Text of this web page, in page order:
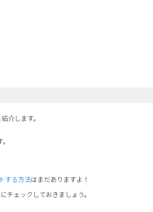
介します。
する方法はまだありますよ！
チェックしておきましょう。